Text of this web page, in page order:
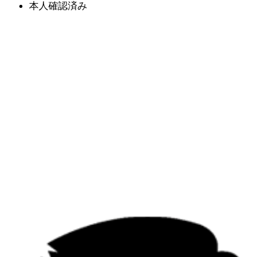
本人確認済み